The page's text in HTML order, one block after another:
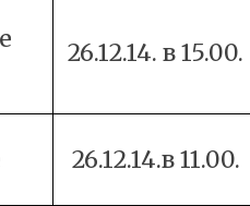
26.12.14. в 15.00.
26.12.14.в 11.00.